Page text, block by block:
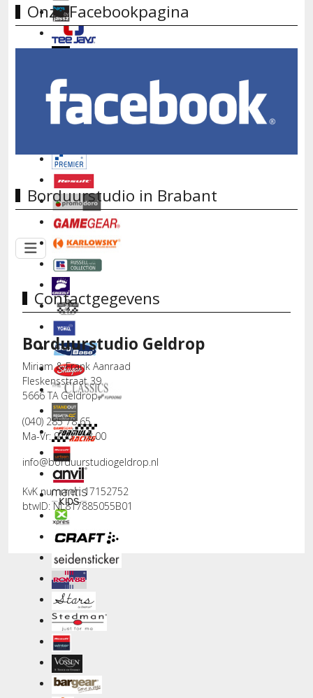
Onze Facebookpagina
Borduurstudio in Brabant
Contactgegevens
Borduurstudio Geldrop
Miriam & Frank Aanraad
Fleskensstraat 39
5666 TA Geldrop
(040) 285 78 65
Ma-Vr: 9.00 - 18.00
info@borduurstudiogeldrop.nl
KvK nummer: 17152752
btwID: NL817885055B01